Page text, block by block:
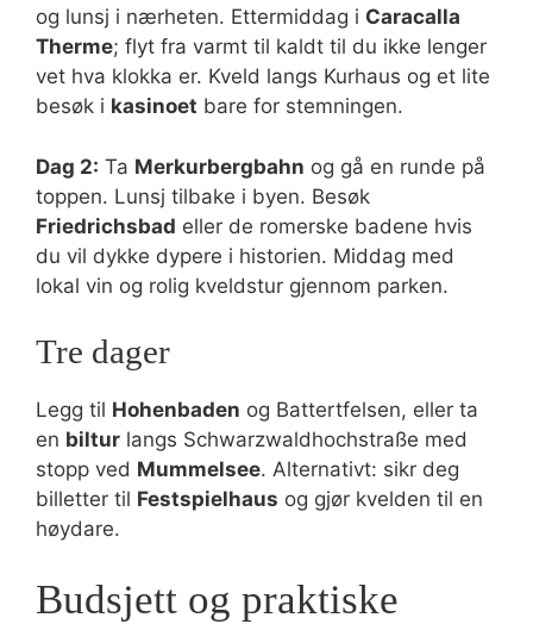
og lunsj i nærheten. Ettermiddag i Caracalla
Therme; flyt fra varmt til kaldt til du ikke lenger
vet hva klokka er. Kveld langs Kurhaus og et lite
besøk i kasinoet bare for stemningen.
Dag 2: Ta Merkurbergbahn og gå en runde på
toppen. Lunsj tilbake i byen. Besøk
Friedrichsbad eller de romerske badene hvis
du vil dykke dypere i historien. Middag med
lokal vin og rolig kveldstur gjennom parken.
Tre dager
Legg til Hohenbaden og Battertfelsen, eller ta
en biltur langs Schwarzwaldhochstraße med
stopp ved Mummelsee. Alternativt: sikr deg
billetter til Festspielhaus og gjør kvelden til en
høydare.
Budsjett og praktiske